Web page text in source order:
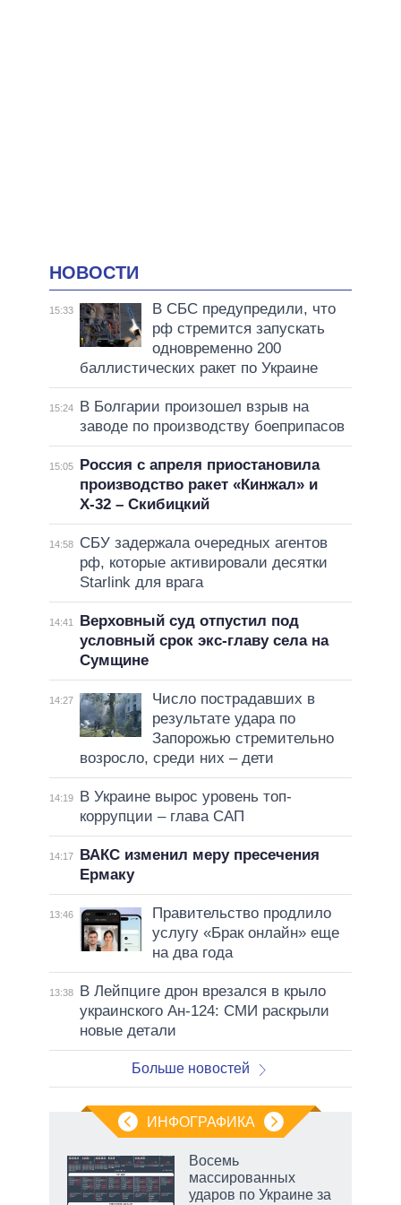
НОВОСТИ
15:33
В СБС предупредили, что
рф стремится запускать
одновременно 200
баллистических ракет по Украине
15:24
В Болгарии произошел взрыв на
заводе по производству боеприпасов
15:05
Россия с апреля приостановила
производство ракет «Кинжал» и
Х-32 – Скибицкий
14:58
СБУ задержала очередных агентов
рф, которые активировали десятки
Starlink для врага
14:41
Верховный суд отпустил под
условный срок экс-главу села на
Сумщине
14:27
Число пострадавших в
результате удара по
Запорожью стремительно
возросло, среди них – дети
14:19
В Украине вырос уровень топ-
коррупции – глава САП
14:17
ВАКС изменил меру пресечения
Ермаку
13:46
Правительство продлило
услугу «Брак онлайн» еще
на два года
13:38
В Лейпциге дрон врезался в крыло
украинского Ан-124: СМИ раскрыли
новые детали
Больше новостей
ИНФОГРАФИКА
Восемь
массированных
ударов по Украине за